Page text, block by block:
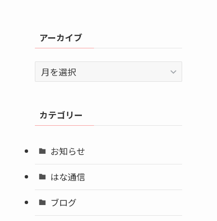
アーカイブ
ア
ー
イ
ブ
カテゴリー
お知らせ
はな通信
ブログ